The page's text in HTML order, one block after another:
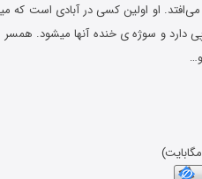
او اولین کسی در آبادی است که
و سوژه ی خنده آنها می‏شود. همسر
و…